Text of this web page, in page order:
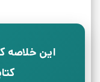
این خلاصه